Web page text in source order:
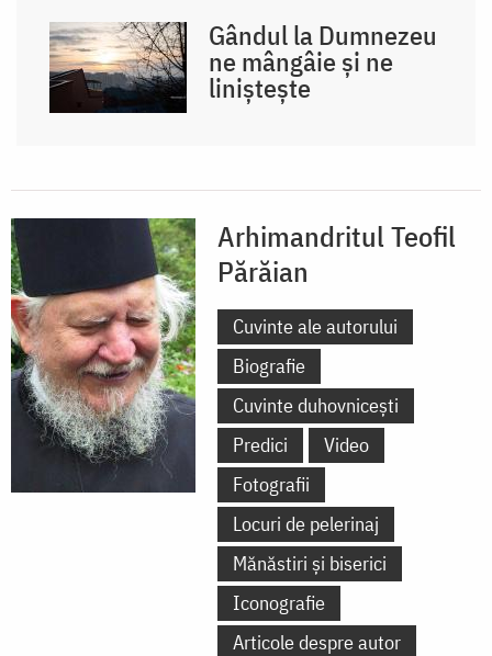
Gândul la Dumnezeu
ne mângâie și ne
liniștește
Arhimandritul Teofil
Părăian
Cuvinte ale autorului
Biografie
Cuvinte duhovnicești
Predici
Video
Fotografii
Locuri de pelerinaj
Mănăstiri și biserici
Iconografie
Articole despre autor